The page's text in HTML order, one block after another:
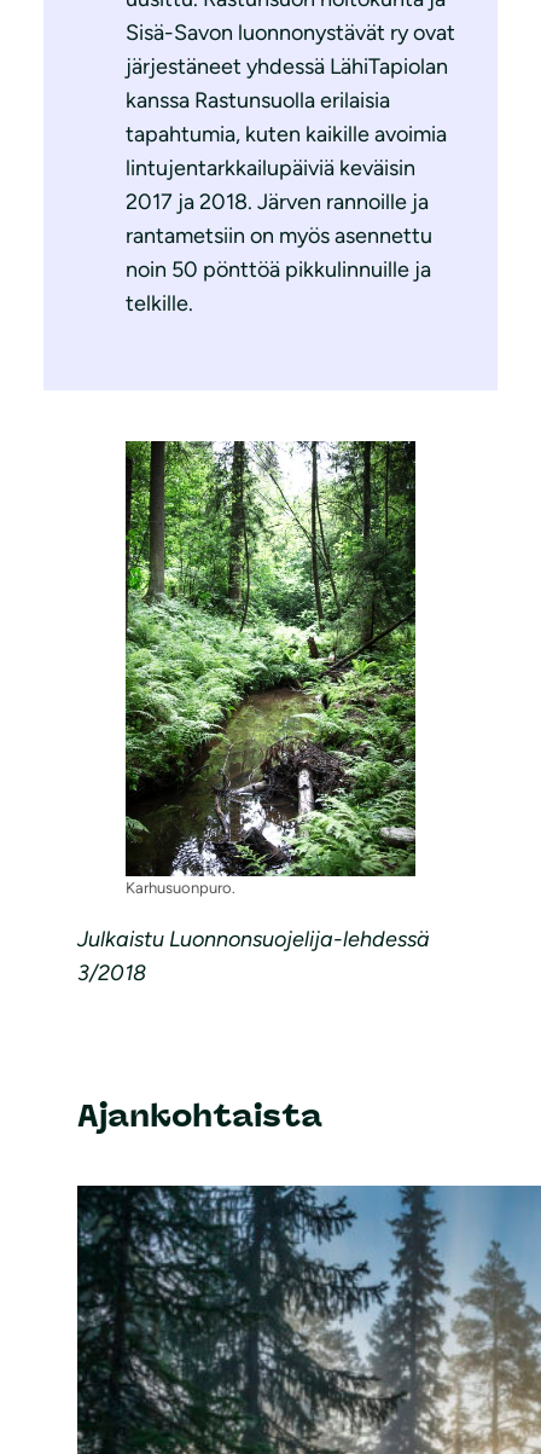
Sisä-Savon luonnonystävät ry ovat
järjestäneet yhdessä LähiTapiolan
kanssa Rastunsuolla erilaisia
tapahtumia, kuten kaikille avoimia
lintujentarkkailupäiviä keväisin
2017 ja 2018. Järven rannoille ja
rantametsiin on myös asennettu
noin 50 pönttöä pikkulinnuille ja
telkille.
Karhusuonpuro.
Julkaistu Luonnonsuojelija-lehdessä
3/2018
Ajankohtaista